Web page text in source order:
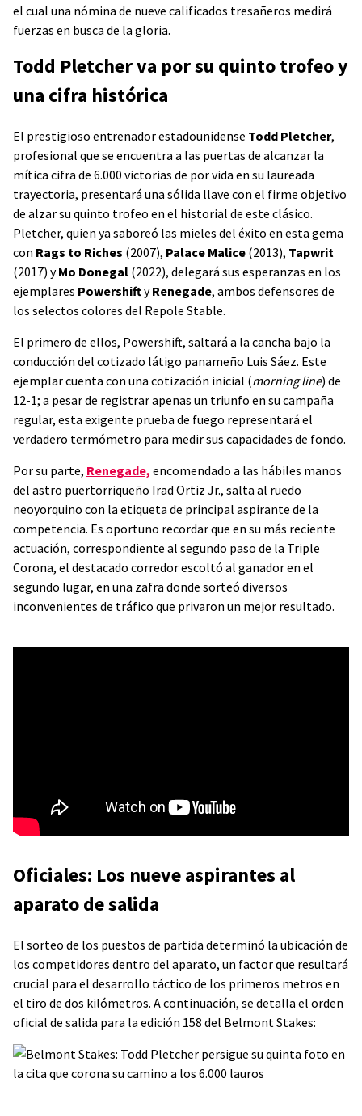
el cual una nómina de nueve calificados tresañeros medirá
fuerzas en busca de la gloria.
Todd Pletcher va por su quinto trofeo y
una cifra histórica
El prestigioso entrenador estadounidense Todd Pletcher,
profesional que se encuentra a las puertas de alcanzar la
mítica cifra de 6.000 victorias de por vida en su laureada
trayectoria, presentará una sólida llave con el firme objetivo
de alzar su quinto trofeo en el historial de este clásico.
Pletcher, quien ya saboreó las mieles del éxito en esta gema
con Rags to Riches (2007), Palace Malice (2013), Tapwrit
(2017) yMo Donegal (2022), delegará sus esperanzas en los
ejemplares PowershiftyRenegade, ambos defensores de
los selectos colores del Repole Stable.
El primero de ellos, Powershift, saltará a la cancha bajo la
conducción del cotizado látigo panameño Luis Sáez. Este
ejemplar cuenta con una cotización inicial (morning line) de
12-1; a pesar de registrar apenas un triunfo en su campaña
regular, esta exigente prueba de fuego representará el
verdadero termómetro para medir sus capacidades de fondo.
Por su parte, Renegade, encomendado a las hábiles manos
del astro puertorriqueño Irad Ortiz Jr., salta al ruedo
neoyorquino con la etiqueta de principal aspirante de la
competencia. Es oportuno recordar que en su más reciente
actuación, correspondiente al segundo paso de la Triple
Corona, el destacado corredor escoltó al ganador en el
segundo lugar, en una zafra donde sorteó diversos
inconvenientes de tráfico que privaron un mejor resultado.
Oficiales: Los nueve aspirantes al
aparato de salida
El sorteo de los puestos de partida determinó la ubicación de
los competidores dentro del aparato, un factor que resultará
crucial para el desarrollo táctico de los primeros metros en
el tiro de dos kilómetros. A continuación, se detalla el orden
oficial de salida para la edición 158 del Belmont Stakes: